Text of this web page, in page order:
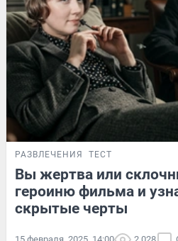
РАЗВЛЕЧЕНИЯ ТЕСТ
Вы жертва или
героиню фильма и
скрытые черты